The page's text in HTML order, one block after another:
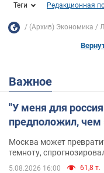
Теги Редакционная
(Архив) Экономика
Важное
"У меня для
предположил, чем
Москва может
темноту,
5.08.2026 16:00 61,8 т.